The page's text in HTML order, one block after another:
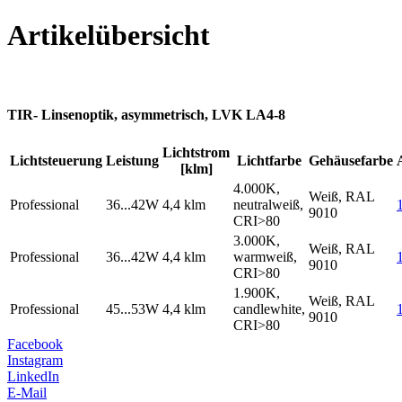
Artikelübersicht
TIR- Linsenoptik, asymmetrisch, LVK LA4-8
Lichtsteuerung Leistung
Lichtstrom
[klm]
Lichtfarbe Gehäusefarbe
Professional 36...42W 4,4 klm
4.000K,
neutralweiß,
CRI>80
Weiß, RAL
9010
Professional 36...42W 4,4 klm
3.000K,
warmweiß,
CRI>80
Weiß, RAL
9010
Professional 45...53W 4,4 klm
1.900K,
candlewhite,
CRI>80
Weiß, RAL
9010
Facebook
Instagram
LinkedIn
E-Mail